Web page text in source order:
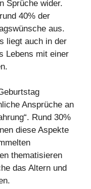
Sprüche wider.
40% der
aus.
liegt auch in der
Lebens mit einer
Ansprüche an
Rund 30%
diese Aspekte
thematisieren
das Altern und